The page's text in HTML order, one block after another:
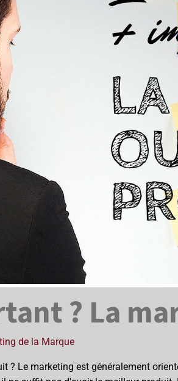
? La
de la Marque
Le marketing est généralement